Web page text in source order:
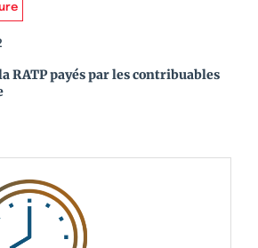
RATP payés par les contribuables